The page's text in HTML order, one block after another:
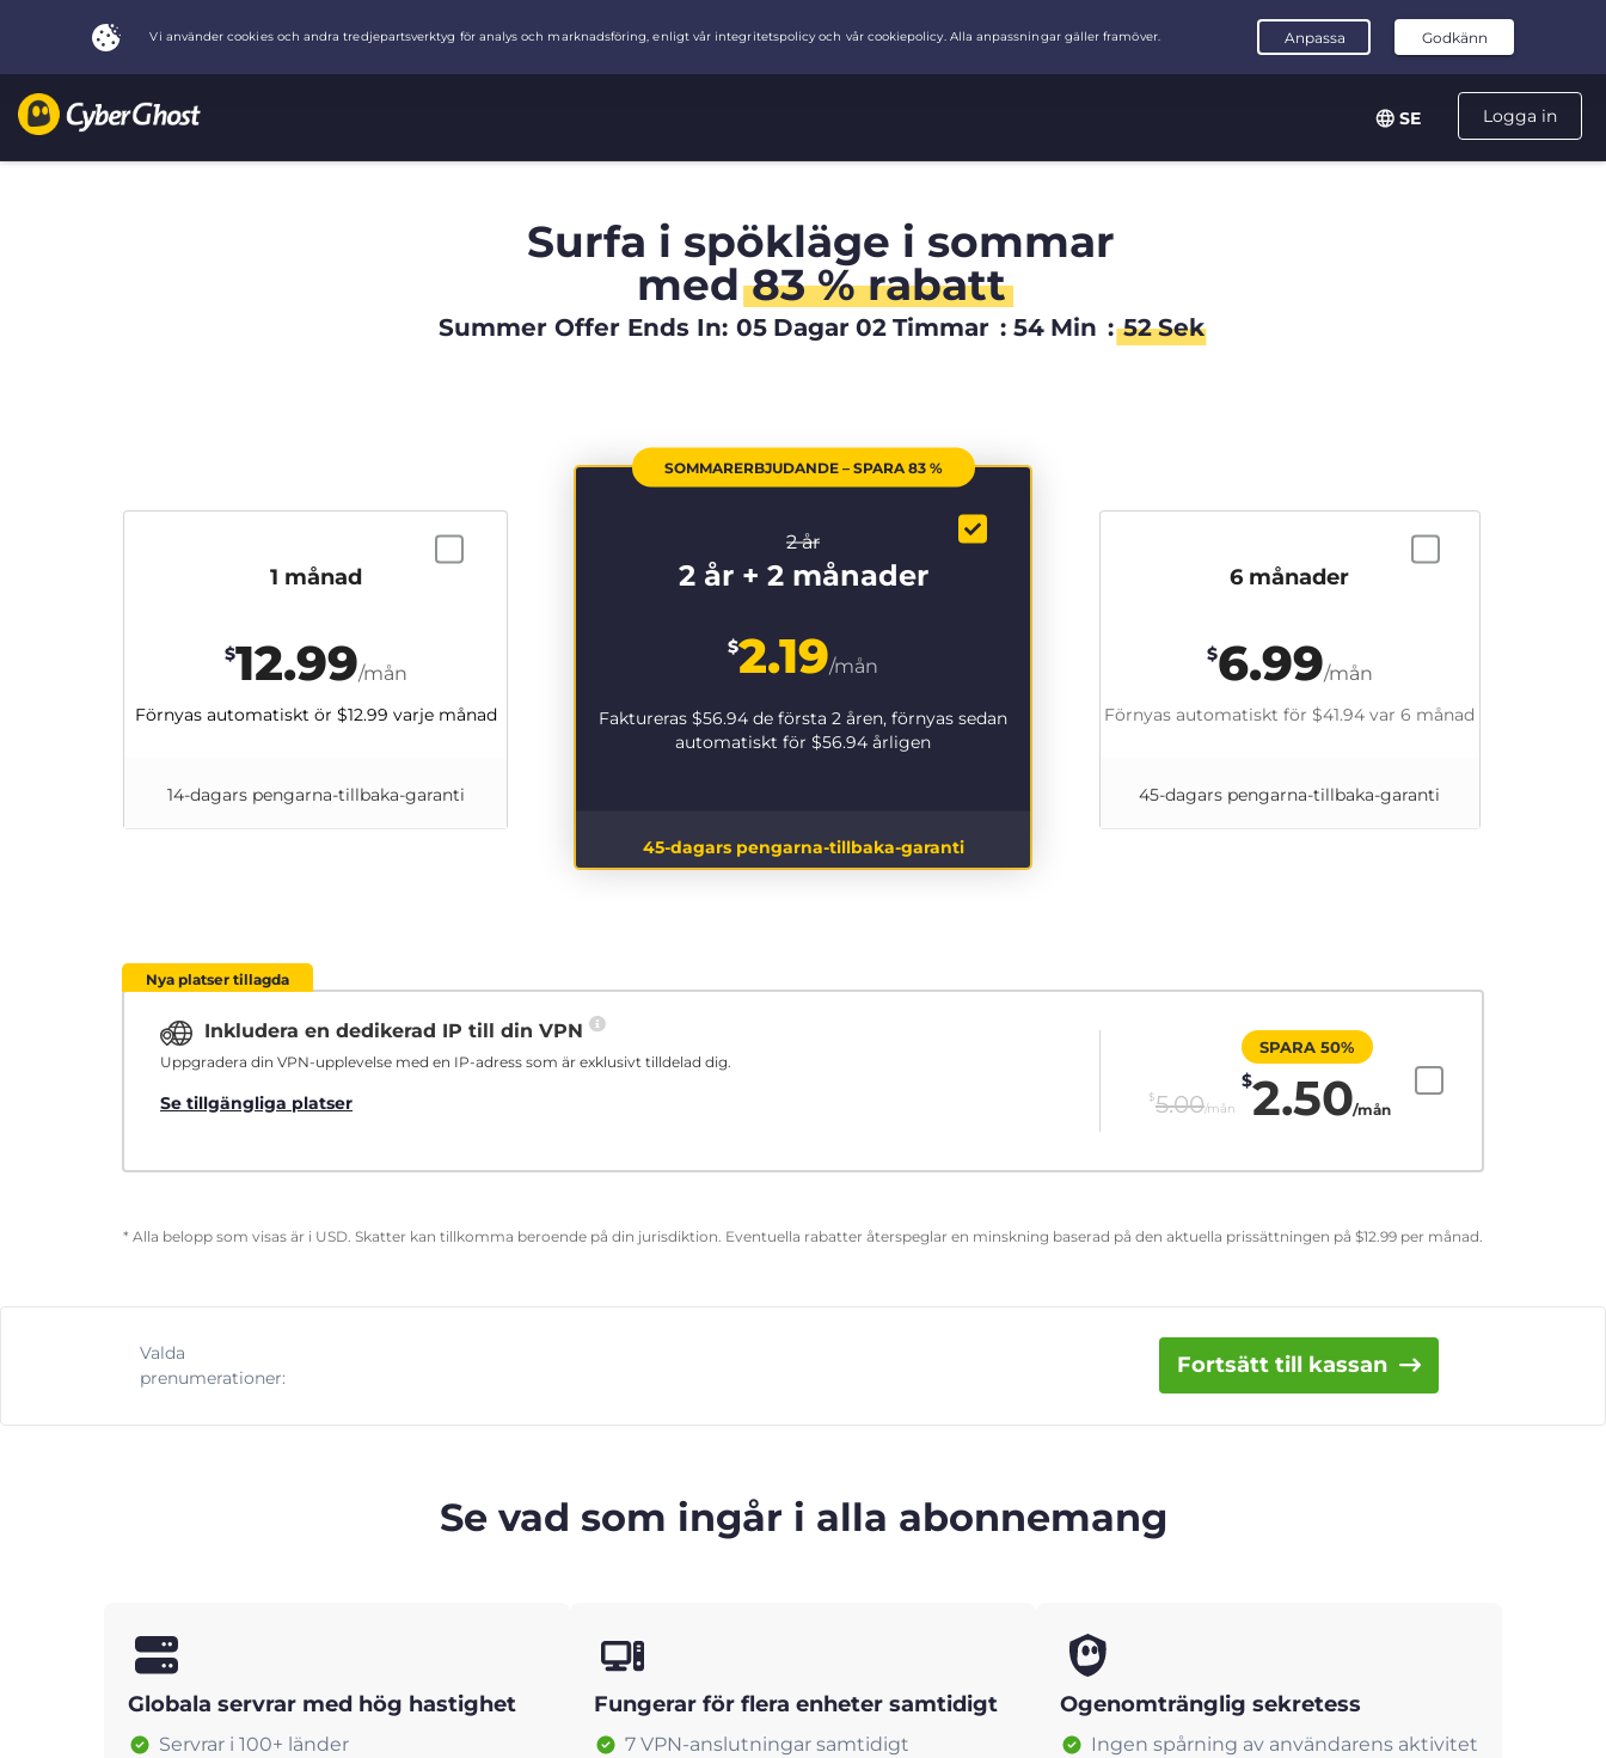
Logga in
SE
Surfa i spökläge i sommar
med83 % rabatt
Summer Offer Ends In: 05 Dagar 02 Timmar : 54 Min : 51 Sek
SOMMARERBJUDANDE – SPARA 83 %
2 år
2 år + 2 månader
$2.19/mån
Faktureras $56.94 de första 2 åren, förnyas sedan
automatiskt för $56.94 årligen
45-dagars pengarna-tillbaka-garanti
6 månader
$6.99/mån
Förnyas automatiskt för $41.94 var 6 månad
45-dagars pengarna-tillbaka-garanti
1 månad
$12.99/mån
Förnyas automatiskt ör $12.99 varje månad
14-dagars pengarna-tillbaka-garanti
Nya platser tillagda
Inkludera en dedikerad IP till din VPN
Uppgradera din VPN-upplevelse med en IP-adress som är exklusivt tilldelad dig.
Se tillgängliga platser $5.00/mån
SPARA 50%
$2.50/mån
* Alla belopp som visas är i USD. Skatter kan tillkomma beroende på din jurisdiktion. Eventuella rabatter återspeglar en minskning baserad på den aktuella prissättningen på $12.99 per månad.
Valda
prenumerationer:
Fortsätt till kassan
Se vad som ingår i alla abonnemang
Globala servrar med hög hastighet
Servrar i 100+ länder
Fungerar för flera enheter samtidigt
7 VPN-anslutningar samtidigt
Ogenomtränglig sekretess
Ingen spårning av användarens aktivitet